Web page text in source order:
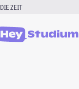
DIE ZEIT